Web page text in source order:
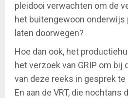
pleidooi verwachten om de
het buitengewoon onderwijs
laten doorwegen?
Hoe dan ook, het
het verzoek van GRIP om bij
van deze reeks in gesprek
En aan de VRT, die